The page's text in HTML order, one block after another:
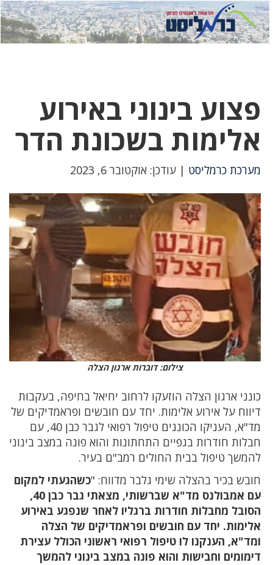
לחץ
כאן
לחץ
כדי
פצוע בינוני באירוע
אלימות בשכונת הדר
מערכת כרמליסט | עודכן: אוקטובר 6, 2023
צילום: דוברות ארגון הצלה
כונני ארגון הצלה הוזעקו לרחוב יחיאל בחיפה, בעקבות
דיווח על אירוע אלימות. יחד עם חובשים ופראמדיקים של
מד"א, העניקו הכוננים טיפול רפואי לגבר כבן 40, עם
חבלות חודרות בגפיים התחתונות והוא פונה במצב בינוני
להמשך טיפול בבית החולים רמב"ם בעיר.
חובש בכיר בהצלה שימי גלבר מדווח: "כשהגעתי למקום
עם אמבולנס מד"א שברשותי, מצאתי גבר כבן 40,
הסובל מחבלות חודרות ברגליו לאחר שנפגע באירוע
אלימות. יחד עם חובשים ופראמדיקים של הצלה
ומד"א, הענקנו לו טיפול רפואי ראשוני הכולל עצירת
דימומים וחבישות והוא פונה במצב בינוני להמשך